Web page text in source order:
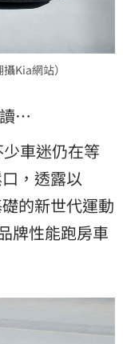
Kia網站）
…
少車迷仍在等
，透露以
的新世代運動
牌性能跑房車